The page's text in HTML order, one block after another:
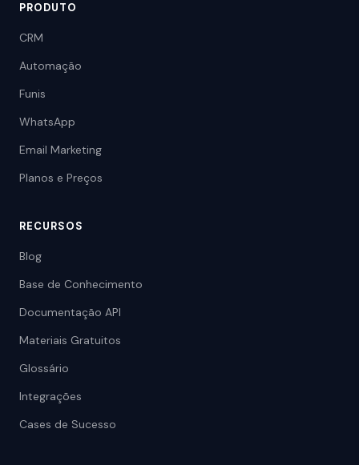
PRODUTO
CRM
Automação
Funis
WhatsApp
Email Marketing
Planos e Preços
RECURSOS
Blog
Base de Conhecimento
Documentação API
Materiais Gratuitos
Glossário
Integrações
Cases de Sucesso